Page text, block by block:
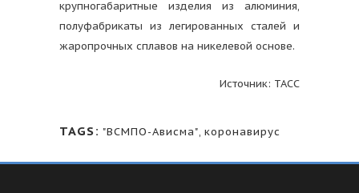
крупногабаритные изделия из алюминия,
полуфабрикаты из легированных сталей и
жаропрочных сплавов на никелевой основе.
Источник: ТАСС
TAGS: "ВСМПО-Ависма", коронавирус